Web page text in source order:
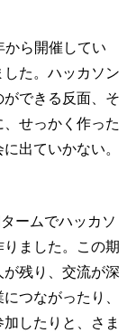
から開催してい
た。ハッカソン
できる反面、そ
せっかく作った
出ていかない。
ームでハッカソ
ました。この期
残り、交流が深
つながったり、
したりと、さま